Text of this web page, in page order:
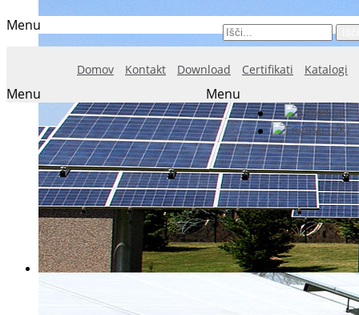
Katalogi
Certifikati
Download
Kontakt
Domov
Menu
Menu
Menu